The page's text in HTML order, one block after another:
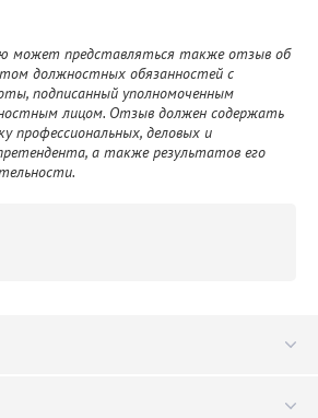
может представляться также отзыв об
должностных обязанностей с
подписанный уполномоченным
лицом. Отзыв должен содержать
профессиональных, деловых и
а также результатов его